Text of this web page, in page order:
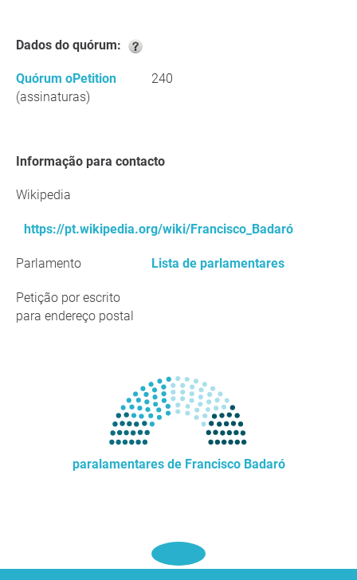
Dados do quórum:
Quórum oPetition
(assinaturas)
240
Informação para contacto
Wikipedia
https://pt.wikipedia.org/wiki/Francisco_Badaró
Parlamento Lista de parlamentares
Petição por escrito
para endereço postal
paralamentares de Francisco Badaró